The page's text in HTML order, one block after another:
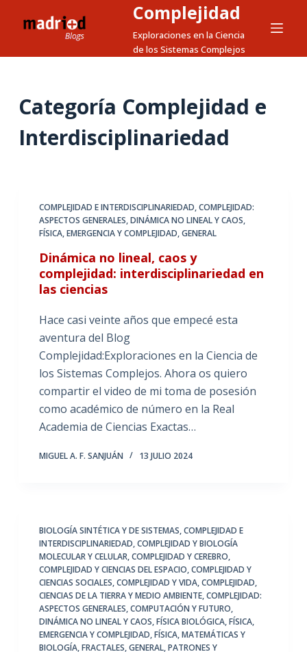
Complejidad
Exploraciones en la Ciencia
de los Sistemas Complejos
Categoría Complejidad e
Interdisciplinariedad
COMPLEJIDAD E INTERDISCIPLINARIEDAD,COMPLEJIDAD:
ASPECTOS GENERALES,DINÁMICA NO LINEAL Y CAOS,
FÍSICA, EMERGENCIA Y COMPLEJIDAD,GENERAL
Dinámica no lineal, caos y
complejidad: interdisciplinariedad en
las ciencias
Hace casi veinte años que empecé esta
aventura del Blog
Complejidad:Exploraciones en la Ciencia de
los Sistemas Complejos. Ahora os quiero
compartir el video de mi toma de posesión
como académico de número en la Real
Academia de Ciencias Exactas…
MIGUEL A. F. SANJUÁN 13 JULIO 2024
BIOLOGÍA SINTÉTICA Y DE SISTEMAS,COMPLEJIDAD E
INTERDISCIPLINARIEDAD,COMPLEJIDAD Y BIOLOGÍA
MOLECULAR Y CELULAR,COMPLEJIDAD Y CEREBRO,
COMPLEJIDAD Y CIENCIAS DEL ESPACIO,COMPLEJIDAD Y
CIENCIAS SOCIALES,COMPLEJIDAD Y VIDA,COMPLEJIDAD,
CIENCIAS DE LA TIERRA Y MEDIO AMBIENTE,COMPLEJIDAD:
ASPECTOS GENERALES,COMPUTACIÓN Y FUTURO,
DINÁMICA NO LINEAL Y CAOS,FÍSICA BIOLÓGICA,FÍSICA,
EMERGENCIA Y COMPLEJIDAD,FÍSICA, MATEMÁTICAS Y
BIOLOGÍA,FRACTALES,GENERAL,PATRONES Y